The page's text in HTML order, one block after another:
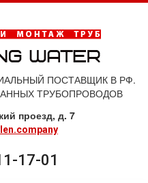
ПОСТАВЩИК В РФ.
ТРУБОПРОВОДОВ
проезд, д. 7
17-01